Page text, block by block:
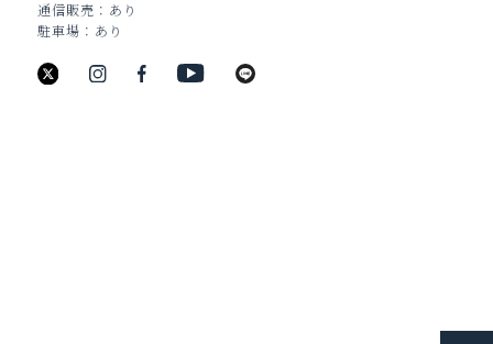
通信販売
あり
駐車場
あり
TEL：025-211-8330